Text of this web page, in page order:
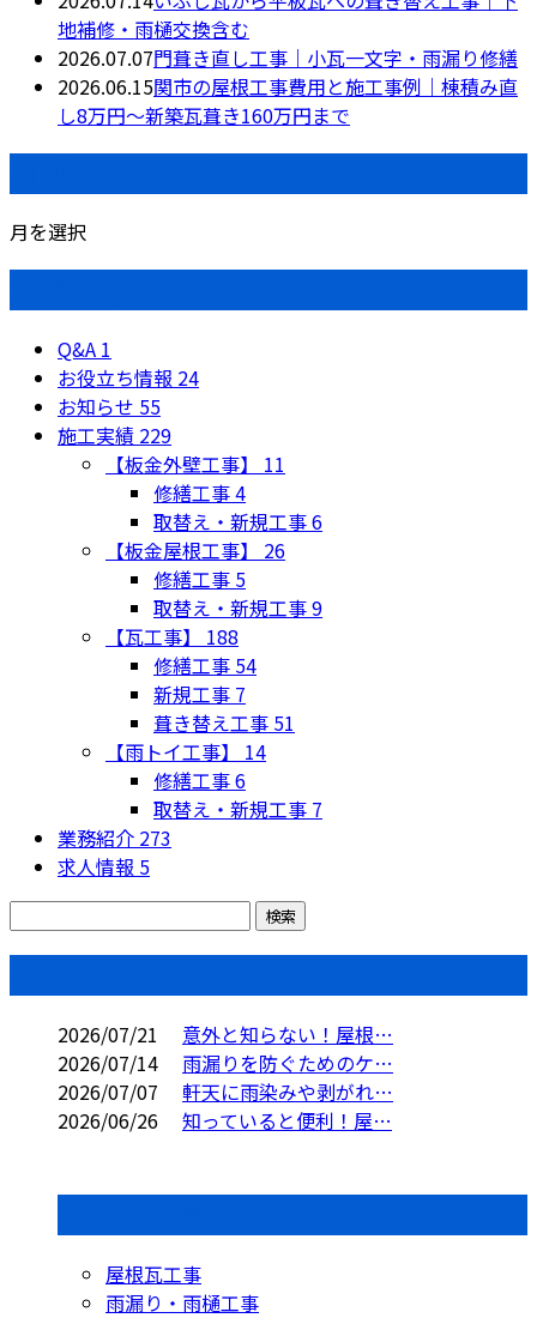
地補修・雨樋交換含む
2026.07.07門葺き直し工事｜小瓦一文字・雨漏り修繕
2026.06.15関市の屋根工事費用と施工事例｜棟積み直
し8万円〜新築瓦葺き160万円まで
月を選択
Q&A 1
お役立ち情報 24
お知らせ 55
施工実績 229
【板金外壁工事】 11
修繕工事4
取替え・新規工事6
【板金屋根工事】 26
修繕工事 5
取替え・新規工事9
【瓦工事】 188
修繕工事 54
新規工事 7
葺き替え工事 51
【雨トイ工事】 14
修繕工事6
取替え・新規工事 7
業務紹介 273
求人情報 5
2026/07/21
意外と知らない！屋根…
2026/07/14
雨漏りを防ぐためのケ…
2026/07/07
軒天に雨染みや剥がれ…
2026/06/26
知っていると便利！屋…
屋根瓦工事
雨漏り・雨樋工事